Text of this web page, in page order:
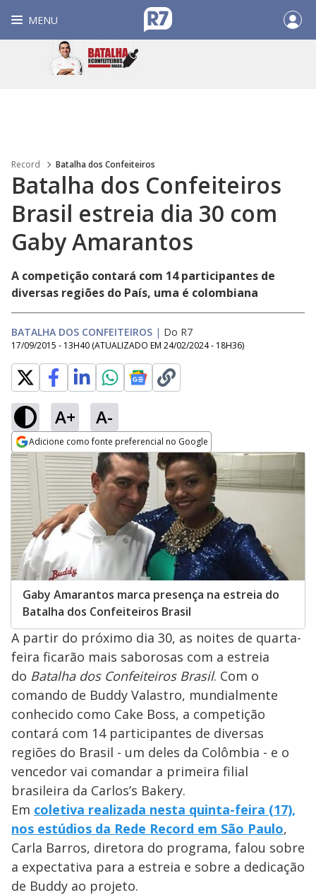
MENU
Record Batalha dos Confeiteiros
Batalha dos Confeiteiros
Brasil estreia dia 30 com
Gaby Amarantos
A competição contará com 14 participantes de
diversas regiões do País, uma é colombiana
BATALHA DOS CONFEITEIROS | Do R7
17/09/2015 - 13H40 (ATUALIZADO EM 24/02/2024 - 18H36)
A+ A-
Adicione como fonte preferencial no Google
Opens in new window
Gaby Amarantos marca presença na estreia do
Batalha dos Confeiteiros Brasil
A partir do próximo dia 30, as noites de quarta-
feira ficarão mais saborosas com a estreia
do Batalha dos Confeiteiros Brasil. Com o
comando de Buddy Valastro, mundialmente
conhecido como Cake Boss, a competição
contará com 14 participantes de diversas
regiões do Brasil - um deles da Colômbia - e o
vencedor vai comandar a primeira filial
brasileira da Carlos’s Bakery.
Em coletiva realizada nesta quinta-feira (17),
nos estúdios da Rede Record em São Paulo,
Carla Barros, diretora do programa, falou sobre
a expectativa para a estreia e sobre a dedicação
de Buddy ao projeto.